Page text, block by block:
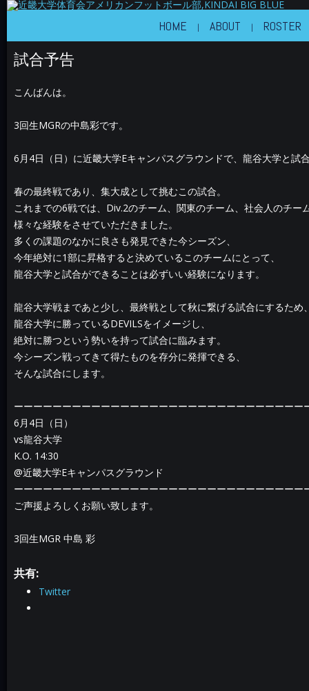
KINDAI BIG BLUE
近畿大学体育会アメリカンフットボール部
HOME ABOUT ROSTER
試合予告
こんばんは。
3回生MGRの中島彩です。
6月4日（日）に近畿大学Eキャンパスグラウンドで、龍谷大学と試
春の最終戦であり、集大成として挑むこの試合。
これまでの6戦では、Div.2のチーム、関東のチーム、社会人のチー
様々な経験をさせていただきました。
多くの課題のなかに良さも発見できた今シーズン、
今年絶対に1部に昇格すると決めているこのチームにとって、
龍谷大学と試合ができることは必ずいい経験になります。
龍谷大学戦まであと少し、最終戦として秋に繋げる試合にするため
龍谷大学に勝っているDEVILSをイメージし、
絶対に勝つという勢いを持って試合に臨みます。
今シーズン戦ってきて得たものを存分に発揮できる、
そんな試合にします。
ーーーーーーーーーーーーーーーーーーーーーーーーーーーーー
6月4日（日）
vs龍谷大学
K.O. 14:30
@近畿大学Eキャンパスグラウンド
ーーーーーーーーーーーーーーーーーーーーーーーーーーーーー
ご声援よろしくお願い致します。
3回生MGR 中島 彩
共有:
Twitter